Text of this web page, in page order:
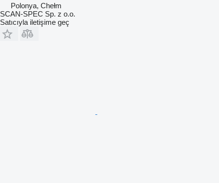
Polonya, Chełm
SCAN-SPEC Sp. z o.o.
Satıcıyla iletişime geç